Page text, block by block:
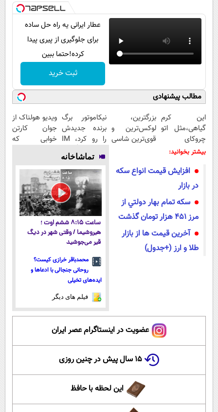
عطار ایرانی یه راه حل ساده
برای جلوگیری از پیری پیدا
کرده!حتما ببین
ثبت خرید
مطالب پیشنهادی
این کرم
گیاهی،مثل اتو
چروکای
پوستتوصاف
بزرگترین،
لوکس‌ترین و
قوی‌ترین شاسی
شد
نیکاموتور برگ
برنده جدیدش
را رو کرد، IM
LS9 رسماً وارد
بازار ایران شد
ویدیو هولناک از
جوان کارتن
خوابی که
بیشتر بخوانید:
افزایش قیمت انواع سکه
در بازار
سكه تمام بهار دولتي از
مرز 451 هزار تومان گذشت
آخرین قیمت ها از بازار
طلا و ارز (+جدول)
تماشاخانه
ساعت ۸:۱۵ ششم اوت ؛
هیروشیما / وقتی شهر در دیگ
قیر می‌جوشید
محمدباقر خرازی کیست؟
روحانی جنجالی با ادعاها و
ایده‌های تخیلی
فیلم های دیگر
عضویت در اینستاگرام عصر ایران
۱۵ سال پیش در چنین روزی
این لحظه با حافظ